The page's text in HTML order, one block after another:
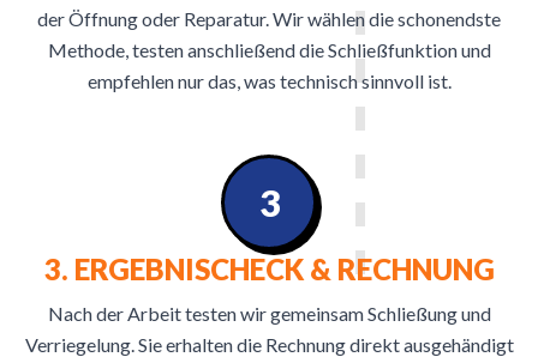
der Öffnung oder Reparatur. Wir wählen die schonendste
Methode, testen anschließend die Schließfunktion und
empfehlen nur das, was technisch sinnvoll ist.
3. ERGEBNISCHECK & RECHNUNG
Nach der Arbeit testen wir gemeinsam Schließung und
Verriegelung. Sie erhalten die Rechnung direkt ausgehändigt
3